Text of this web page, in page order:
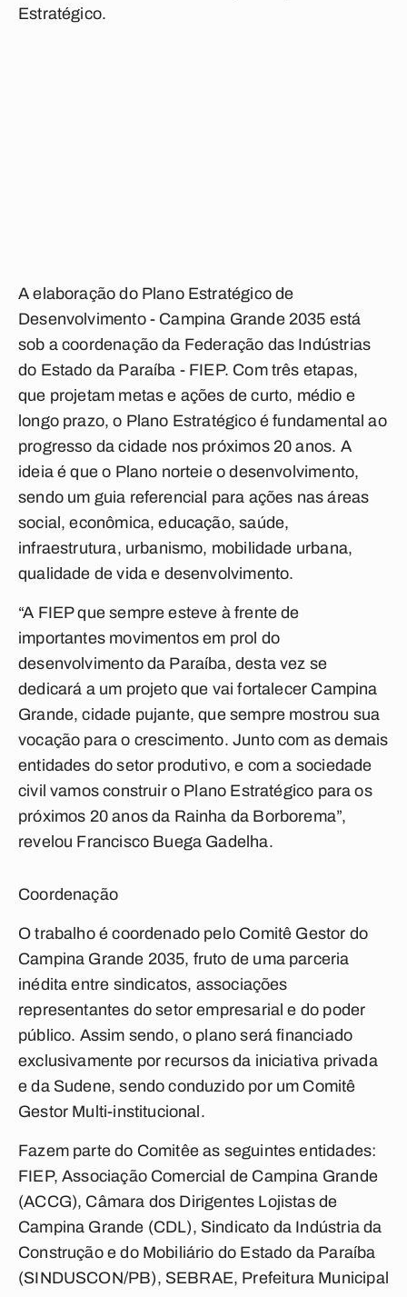
Estratégico.
A elaboração do Plano Estratégico de
Desenvolvimento - Campina Grande 2035 está
sob a coordenação da Federação das Indústrias
do Estado da Paraíba - FIEP. Com três etapas,
que projetam metas e ações de curto, médio e
longo prazo, o Plano Estratégico é fundamental ao
progresso da cidade nos próximos 20 anos. A
ideia é que o Plano norteie o desenvolvimento,
sendo um guia referencial para ações nas áreas
social, econômica, educação, saúde,
infraestrutura, urbanismo, mobilidade urbana,
qualidade de vida e desenvolvimento.
“A FIEP que sempre esteve à frente de
importantes movimentos em prol do
desenvolvimento da Paraíba, desta vez se
dedicará a um projeto que vai fortalecer Campina
Grande, cidade pujante, que sempre mostrou sua
vocação para o crescimento. Junto com as demais
entidades do setor produtivo, e com a sociedade
civil vamos construir o Plano Estratégico para os
próximos 20 anos da Rainha da Borborema”,
revelou Francisco Buega Gadelha.
Coordenação
O trabalho é coordenado pelo Comitê Gestor do
Campina Grande 2035, fruto de uma parceria
inédita entre sindicatos, associações
representantes do setor empresarial e do poder
público. Assim sendo, o plano será financiado
exclusivamente por recursos da iniciativa privada
e da Sudene, sendo conduzido por um Comitê
Gestor Multi-institucional.
Fazem parte do Comitêe as seguintes entidades:
FIEP, Associação Comercial de Campina Grande
(ACCG), Câmara dos Dirigentes Lojistas de
Campina Grande (CDL), Sindicato da Indústria da
Construção e do Mobiliário do Estado da Paraíba
(SINDUSCON/PB), SEBRAE, Prefeitura Municipal